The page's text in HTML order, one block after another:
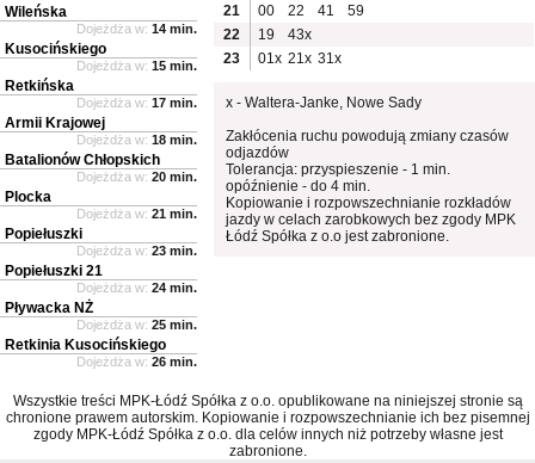
21
00 22 41
59
22
19
43x
23
01x 21x 31x
x - Waltera-Janke, Nowe Sady
Zakłócenia ruchu powodują zmiany czasów
odjazdów
Tolerancja: przyspieszenie - 1 min.
opóźnienie - do 4 min.
Kopiowanie i rozpowszechnianie rozkładów
jazdy w celach zarobkowych bez zgody MPK
Łódź Spółka z o.o jest zabronione.
Wileńska
Dojeżdża w: 14 min.
Kusocińskiego
Dojeżdża w: 15 min.
Retkińska
Dojeżdża w: 17 min.
Armii Krajowej
Dojeżdża w: 18 min.
Batalionów Chłopskich
Dojeżdża w: 20 min.
Plocka
Dojeżdża w: 21 min.
Popiełuszki
Dojeżdża w: 23 min.
Popiełuszki 21
Dojeżdża w: 24 min.
Pływacka NŻ
Dojeżdża w: 25 min.
Retkinia Kusocińskiego
Dojeżdża w: 26 min.
Wszystkie treści MPK-Łódź Spółka z o.o. opublikowane na niniejszej stronie są
chronione prawem autorskim. Kopiowanie i rozpowszechnianie ich bez pisemnej
zgody MPK-Łódź Spółka z o.o. dla celów innych niż potrzeby własne jest
zabronione.